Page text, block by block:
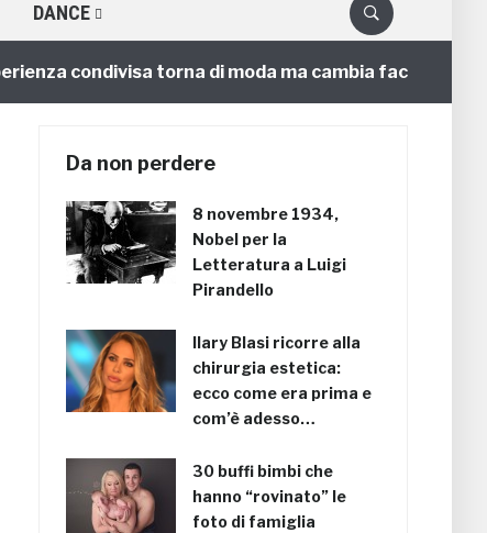
DANCE
condivisa torna di moda ma cambia faccia
Da non perdere
8 novembre 1934,
Nobel per la
Letteratura a Luigi
Pirandello
Ilary Blasi ricorre alla
chirurgia estetica:
ecco come era prima e
com’è adesso…
30 buffi bimbi che
hanno “rovinato” le
foto di famiglia